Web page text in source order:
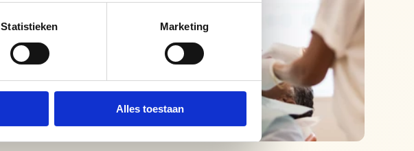
Statistieken Marketing
Alles toestaan